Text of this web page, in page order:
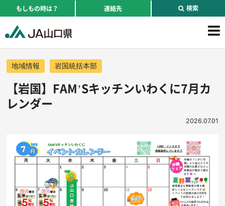
もしもの時は？ 連絡先 検索
地域情報 岩国統括本部
【岩国】FAM’Sキッチンいわくに7月カ
レンダー
2026.07.01